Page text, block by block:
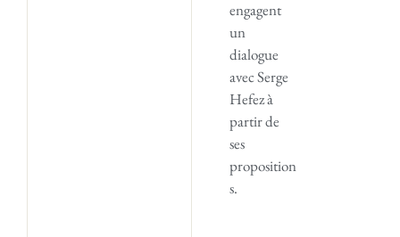
engagent
un
dialogue
avec Serge
Hefez à
partir de
ses
proposition
s.